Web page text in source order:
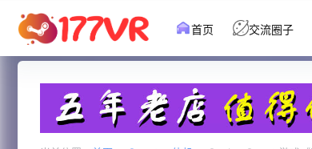
首页 交流圈子